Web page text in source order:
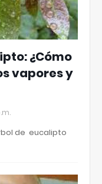
¿Cómo
vapores y
de eucalipto